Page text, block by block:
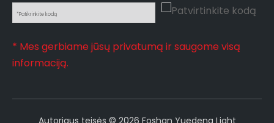
* Mes gerbiame jūsų privatumą ir saugome visą
informaciją.
Autoriaus teisės © 2026 Foshan Yuedeng Light